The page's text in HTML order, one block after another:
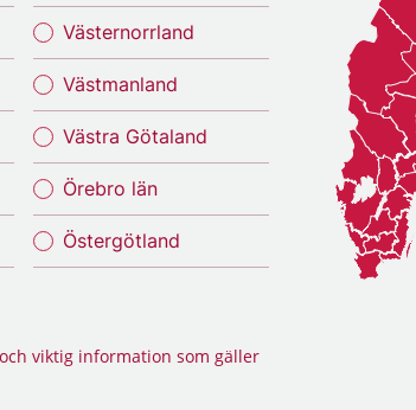
Västernorrland
Västmanland
Västra Götaland
Örebro län
Östergötland
viktig information som gäller